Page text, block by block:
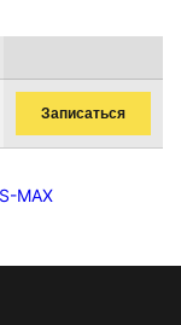
Записаться
MAX